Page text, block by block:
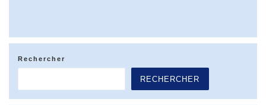
Rechercher
RECHERCHER